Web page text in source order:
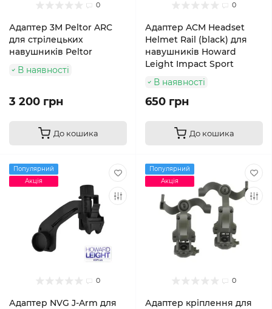
0
Адаптер 3M Peltor ARC
для стрілецьких
навушників Peltor
В наявності
3 200 грн
До кошика
0
Адаптер ACM Headset
Helmet Rail (black) для
навушників Howard
Leight Impact Sport
В наявності
650 грн
До кошика
Популярний
Акція
0
Адаптер NVG J-Arm для
Популярний
Акція
0
Адаптер кріплення для